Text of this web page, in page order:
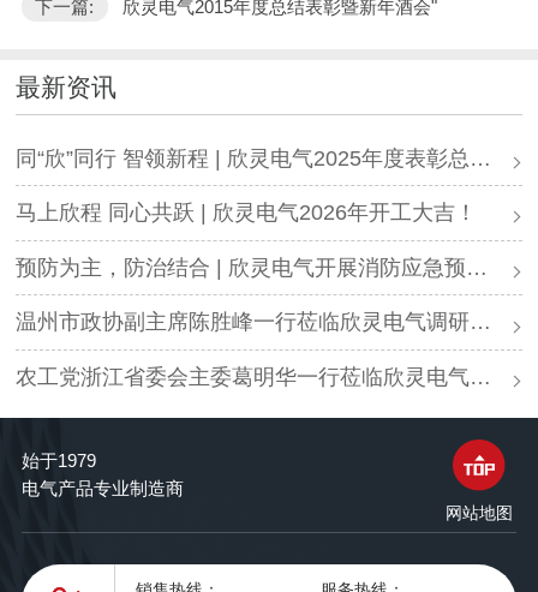
下一篇: 欣灵电气2015年度总结表彰暨新年酒会"
最新资讯
同“欣”同行 智领新程 | 欣灵电气2025年度表彰总结大会暨新年酒会成功举办！
马上欣程 同心共跃 | 欣灵电气2026年开工大吉！
预防为主，防治结合 | 欣灵电气开展消防应急预案演练活动
温州市政协副主席陈胜峰一行莅临欣灵电气调研指导
农工党浙江省委会主委葛明华一行莅临欣灵电气考察调研
始于1979
电气产品专业制造商
网站地图